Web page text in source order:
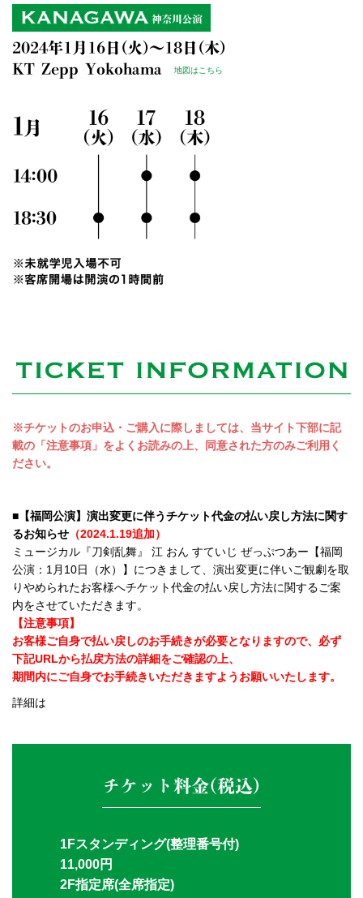
2024年1月16日(火)～18日(木)
KT Zepp Yokohama
地図はこちら
※チケットのお申込・ご購入に際しましては、当サイト下部に記
載の「注意事項」をよくお読みの上、同意された方のみご利用く
ださい。
■【福岡公演】演出変更に伴うチケット代金の払い戻し方法に関す
るお知らせ （2024.1.19追加）
ミュージカル『刀剣乱舞』 江 おん すていじ ぜっぷつあー【福岡
公演：1月10日（水）】につきまして、演出変更に伴いご観劇を取
りやめられたお客様へチケット代金の払い戻し方法に関するご案
内をさせていただきます。
【注意事項】
お客様ご自身で払い戻しのお手続きが必要となりますので、必ず
下記URLから払戻方法の詳細をご確認の上、
期間内にご自身でお手続きいただきますようお願いいたします。
詳細は
チケット料金(税込)
1Fスタンディング(整理番号付)
11,000円
2F指定席(全席指定)